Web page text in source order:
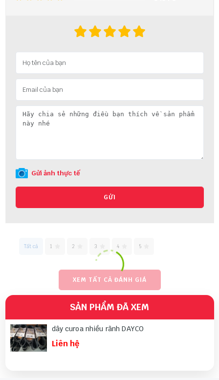
Gửi ảnh thực tế
GỬI
Tất cả 1 2 3 4 5
XEM TẤT CẢ ĐÁNH GIÁ
SẢN PHẨM ĐÃ XEM
dây curoa nhiều rãnh DAYCO
Liên hệ